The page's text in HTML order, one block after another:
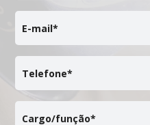
E-mail*
Telefone*
Cargo/função*